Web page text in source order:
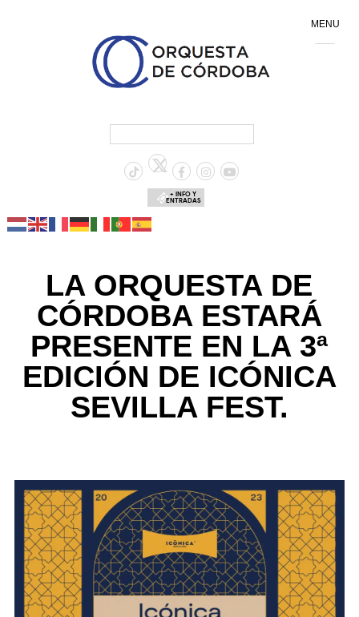
+ INFO Y
ENTRADAS
LA ORQUESTA DE
CÓRDOBA ESTARÁ
PRESENTE EN LA 3ª
EDICIÓN DE ICÓNICA
SEVILLA FEST.
MENU